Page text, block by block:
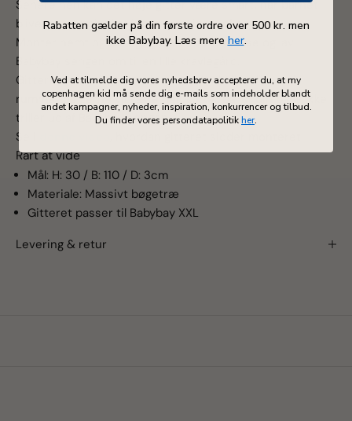
Senere hen kan det høje gitter være smart, når barnet
bliver stort nok til at kunne kravle ud af sengen.
Monter nemt og hurtigt gitteret med to låse og lav
Babybay sengen om til en lille kravlegård.
Gitteret er også godt at bruge, hvis du ikke lige er i
rummet og gerne vil være helt sikker på, at din baby ikke
triller ud af Babybay sengen.
Se i
Rart at vide
Mål: H: 30 / B: 110 / D: 3cm
Materiale: Massivt bøgetræ
Gitteret passer til Babybay XXL
Levering & retur
Rabatten gælder på din første ordre over 500 kr. men
ikke Babybay. Læs mere her.
Ved at tilmelde dig vores nyhedsbrev accepterer du, at my
copenhagen kid må sende dig e-mails som indeholder blandt
andet kampagner, nyheder, inspiration, konkurrencer og tilbud.
Du finder vores persondatapolitikher.